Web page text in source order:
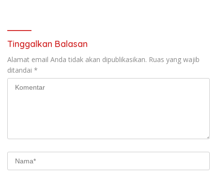
Tinggalkan Balasan
Alamat email Anda tidak akan dipublikasikan. Ruas yang wajib
ditandai *